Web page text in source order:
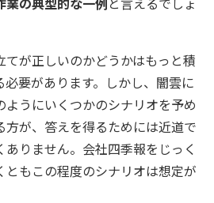
業の典型的な一例と言えるでしょ
が正しいのかどうかはもっと積
要があります。しかし、闇雲に
うにいくつかのシナリオを予め
が、答えを得るためには近道で
りません。会社四季報をじっく
ともこの程度のシナリオは想定が